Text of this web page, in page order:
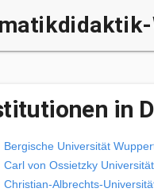
in
Bergische Universität
Carl von Ossietzky
Christian-Albrechts-